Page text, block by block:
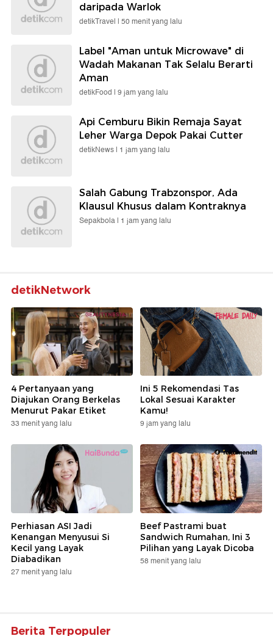
daripada Warlok
detikTravel | 50 menit yang lalu
Label "Aman untuk Microwave" di
Wadah Makanan Tak Selalu Berarti
Aman
detikFood | 9 jam yang lalu
Api Cemburu Bikin Remaja Sayat
Leher Warga Depok Pakai Cutter
detikNews | 1 jam yang lalu
Salah Gabung Trabzonspor, Ada
Klausul Khusus dalam Kontraknya
Sepakbola | 1 jam yang lalu
detikNetwork
4 Pertanyaan yang
Diajukan Orang Berkelas
Menurut Pakar Etiket
33 menit yang lalu
Ini 5 Rekomendasi Tas
Lokal Sesuai Karakter
Kamu!
9 jam yang lalu
Perhiasan ASI Jadi
Kenangan Menyusui Si
Kecil yang Layak
Diabadikan
27 menit yang lalu
Beef Pastrami buat
Sandwich Rumahan, Ini 3
Pilihan yang Layak Dicoba
58 menit yang lalu
Berita Terpopuler